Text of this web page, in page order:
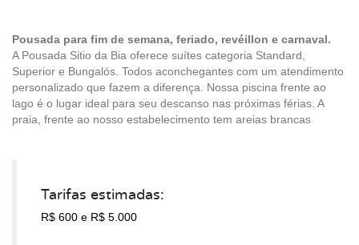
Pousada para fim de semana, feriado, revéillon e carnaval.
A Pousada Sitio da Bia oferece suítes categoria Standard,
Superior e Bungalós. Todos aconchegantes com um atendimento
personalizado que fazem a diferença. Nossa piscina frente ao
lago é o lugar ideal para seu descanso nas próximas férias. A
praia, frente ao nosso estabelecimento tem areias brancas
Tarifas estimadas:
R$ 600 e R$ 5.000